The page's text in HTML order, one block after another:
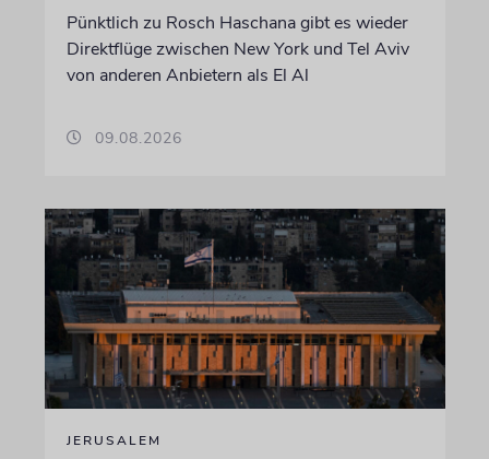
Pünktlich zu Rosch Haschana gibt es wieder
Direktflüge zwischen New York und Tel Aviv
von anderen Anbietern als El Al
09.08.2026
JERUSALEM